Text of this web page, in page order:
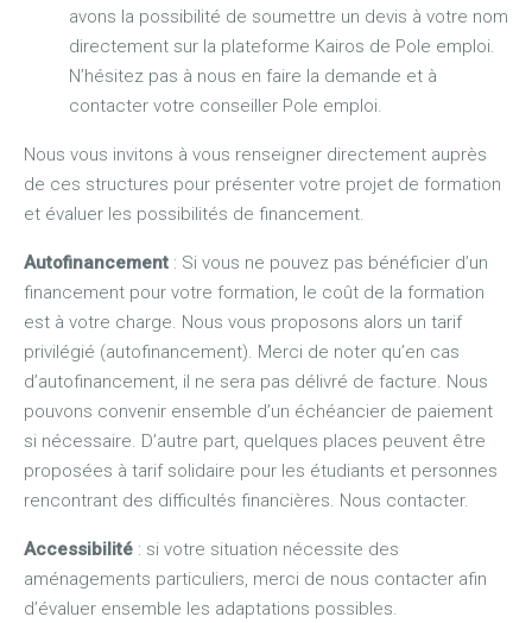
avons la possibilité de soumettre un devis à votre nom
directement sur la plateforme Kairos de Pole emploi.
N’hésitez pas à nous en faire la demande et à
contacter votre conseiller Pole emploi.
Nous vous invitons à vous renseigner directement auprès
de ces structures pour présenter votre projet de formation
et évaluer les possibilités de financement.
Autofinancement : Si vous ne pouvez pas bénéficier d’un
financement pour votre formation, le coût de la formation
est à votre charge. Nous vous proposons alors un tarif
privilégié (autofinancement). Merci de noter qu’en cas
d’autofinancement, il ne sera pas délivré de facture. Nous
pouvons convenir ensemble d’un échéancier de paiement
si nécessaire. D’autre part, quelques places peuvent être
proposées à tarif solidaire pour les étudiants et personnes
rencontrant des difficultés financières. Nous contacter.
Accessibilité : si votre situation nécessite des
aménagements particuliers, merci de nous contacter afin
d’évaluer ensemble les adaptations possibles.